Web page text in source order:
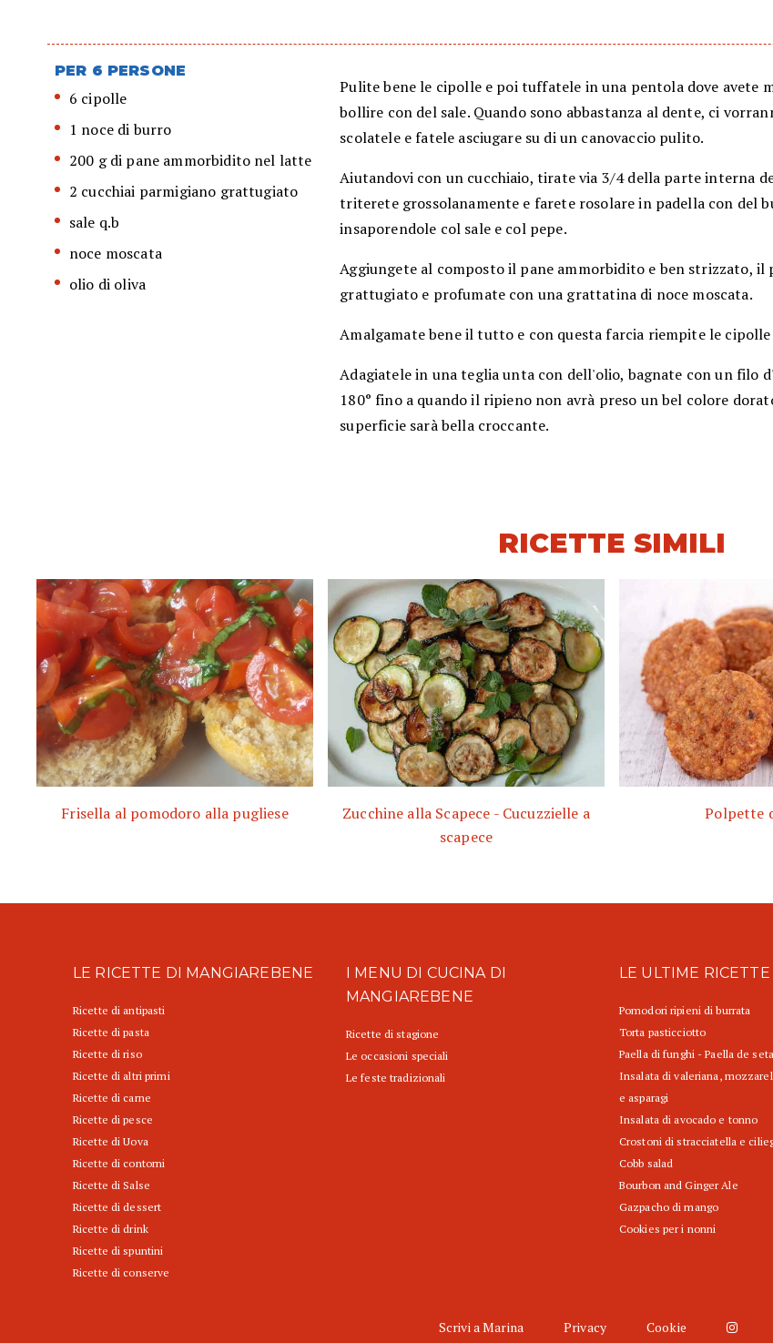
PER 6 PERSONE
6 cipolle
1 noce di burro
200 g di pane ammorbidito nel latte
2 cucchiai parmigiano grattugiato
sale q.b
noce moscata
olio di oliva
Pulite bene le cipolle e poi tuffatele in una pentola dove avete
bollire con del sale. Quando sono abbastanza al dente, ci
scolatele e fatele asciugare su di un canovaccio pulito.
Aiutandovi con un cucchiaio, tirate via 3/4 della parte interna
triterete grossolanamente e farete rosolare in padella con del
insaporendole col sale e col pepe.
Aggiungete al composto il pane ammorbidito e ben strizzato, il
grattugiato e profumate con una grattatina di noce moscata.
Amalgamate bene il tutto e con questa farcia riempite le
Adagiatele in una teglia unta con dell'olio, bagnate con un filo
180° fino a quando il ripieno non avrà preso un bel colore
superficie sarà bella croccante.
RICETTE SIMILI
Frisella al pomodoro alla pugliese
Zucchine alla Scapece - Cucuzzielle a
scapece
Polpette
LE RICETTE DI MANGIAREBENE
Ricette di antipasti
Ricette di pasta
Ricette di riso
Ricette di altri primi
Ricette di carne
Ricette di pesce
Ricette di Uova
Ricette di contorni
Ricette di Salse
Ricette di dessert
Ricette di drink
Ricette di spuntini
Ricette di conserve
I MENU DI CUCINA DI
MANGIAREBENE
Ricette di stagione
Le occasioni speciali
Le feste tradizionali
LE ULTIME RICETTE
Pomodori ripieni di burrata
Torta pasticciotto
Paella di funghi - Paella de
Insalata di valeriana,
e asparagi
Insalata di avocado e tonno
Crostoni di stracciatella e
Cobb salad
Bourbon and Ginger Ale
Gazpacho di mango
Cookies per i nonni
Scrivi a Marina Privacy Cookie